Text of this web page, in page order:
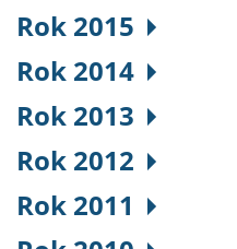
Rok 2015
Rok 2014
Rok 2013
Rok 2012
Rok 2011